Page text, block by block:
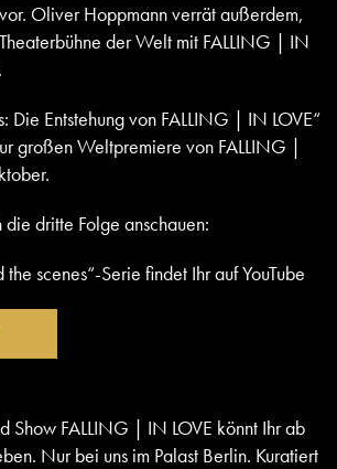
Oliver Hoppmann verrät außerdem,
der Welt mit FALLING | IN
Die Entstehung von FALLING | IN LOVE“
großen Weltpremiere von FALLING |
die dritte Folge anschauen:
scenes“-Serie findet Ihr auf YouTube
Show FALLING | IN LOVE könnt Ihr ab
Nur bei uns im Palast Berlin. Kuratiert